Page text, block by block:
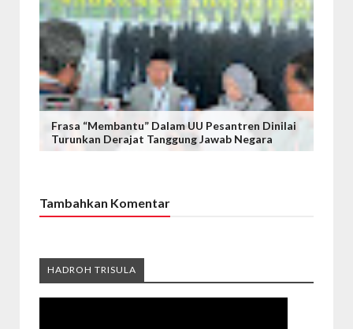
Frasa “Membantu” Dalam UU Pesantren Dinilai
Turunkan Derajat Tanggung Jawab Negara
Tambahkan Komentar
HADROH TRISULA